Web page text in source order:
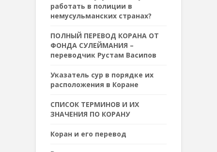
работать в полиции в
немусульманских странах?
ПОЛНЫЙ ПЕРЕВОД КОРАНА ОТ
ФОНДА СУЛЕЙМАНИЯ –
переводчик Рустам Васипов
Указатель сур в порядке их
расположения в Коране
СПИСОК ТЕРМИНОВ И ИХ
ЗНАЧЕНИЯ ПО КОРАНУ
Коран и его перевод